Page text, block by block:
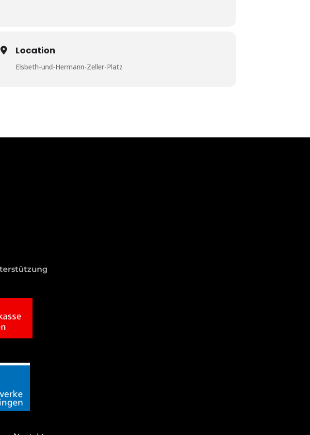
Location
Elsbeth-und-Hermann-Zeller-Platz